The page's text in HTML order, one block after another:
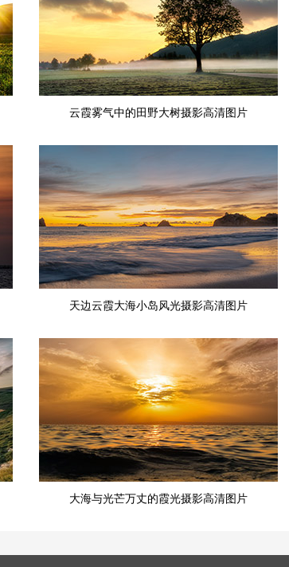
云霞雾气中的田野大树摄影高清图片
天边云霞大海小岛风光摄影高清图片
大海与光芒万丈的霞光摄影高清图片